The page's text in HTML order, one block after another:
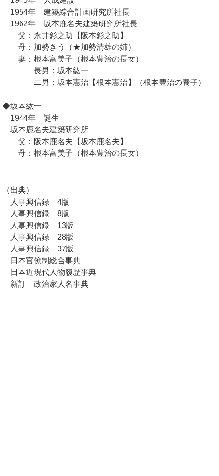
1954年 建築綜合計画研究所社長
1962年 坂本鹿名夫建築研究所社長
父：永井釤之助【阪本釤之助】
母：加勢きう（★加勢清雄の姉）
妻：根本富美子（根本豊治の長女）
長男：坂本紘一
二男：坂本憲治【根本憲治】（根本豊治の養子）
◆坂本紘一
1944年 誕生
坂本鹿名夫建築研究所
父：阪本鹿名夫【坂本鹿名夫】
母：根本富美子（根本豊治の長女）
（出典）
人事興信録 4版
人事興信録 8版
人事興信録 13版
人事興信録 28版
人事興信録 37版
日本官僚制総合事典
日本近現代人物履歴事典
新訂 政治家人名事典